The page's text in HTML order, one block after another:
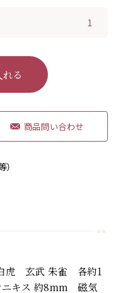
る
商品問い合わせ
虎 玄武 朱雀 各約1
キス 約8mm 磁気